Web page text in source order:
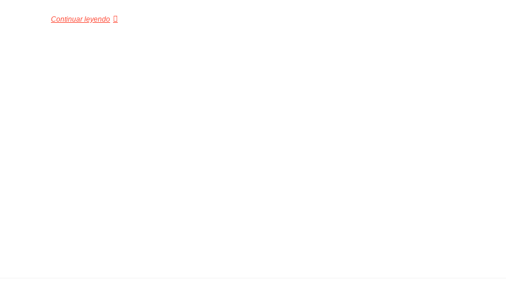
Continuar leyendo